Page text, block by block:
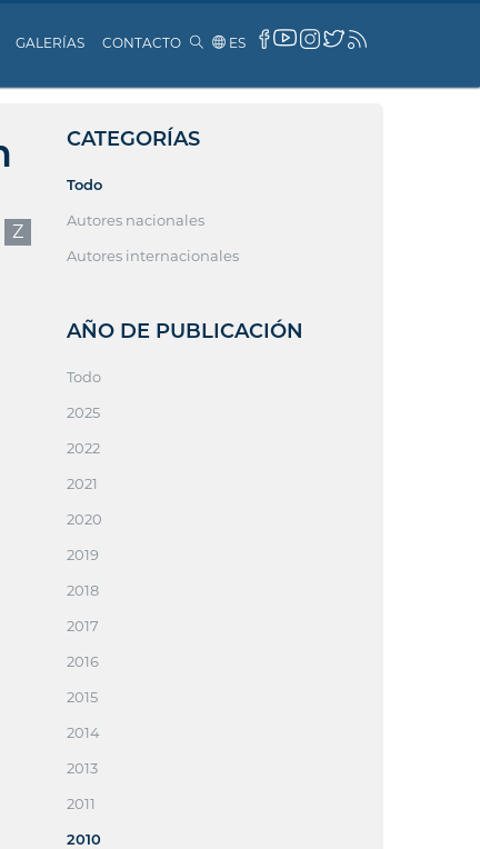
GALERÍAS CONTACTO ES
Z
CATEGORÍAS
Todo
Autores nacionales
Autores internacionales
AÑO DE PUBLICACIÓN
Todo
2025
2022
2021
2020
2019
2018
2017
2016
2015
2014
2013
2011
2010